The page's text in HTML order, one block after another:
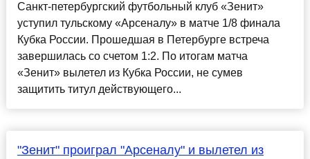
Санкт-петербургский футбольный клуб «Зенит»
уступил тульскому «Арсеналу» в матче 1/8 финала
Кубка России. Прошедшая в Петербурге встреча
завершилась со счетом 1:2. По итогам матча
«Зенит» вылетел из Кубка России, не сумев
защитить титул действующего...
"Зенит" проиграл "Арсеналу" и вылетел из